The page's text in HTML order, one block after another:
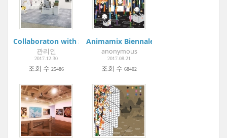
Collaboraton with Samsonite
관리인
2017.12.30
조회 수 25486
Animamix Biennale 2017: Myth &
anonymous
2017.08.21
조회 수 68402